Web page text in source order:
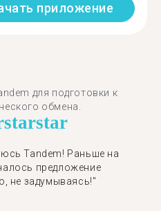
приложение
для подготовки к
обмена.
starstar
Tandem! Раньше на
предложение
не задумываясь!"